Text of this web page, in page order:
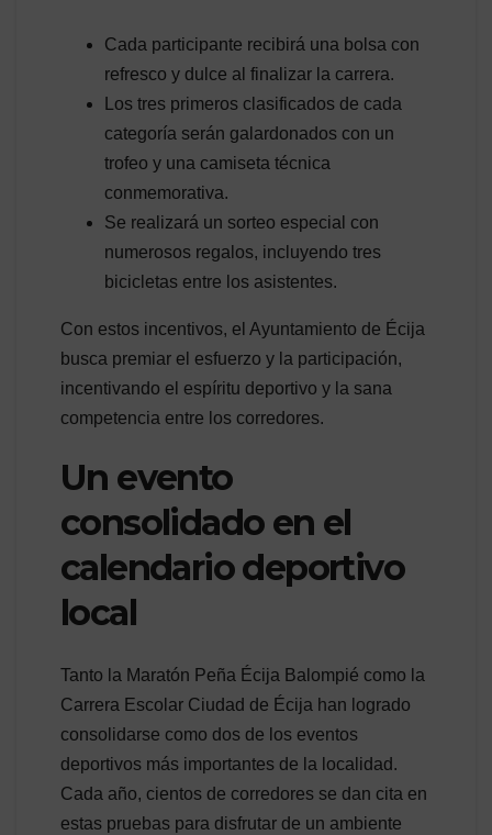
Cada participante recibirá una bolsa con
refresco y dulce al finalizar la carrera.
Los tres primeros clasificados de cada
categoría serán galardonados con un
trofeo y una camiseta técnica
conmemorativa.
Se realizará un sorteo especial con
numerosos regalos, incluyendo tres
bicicletas entre los asistentes.
Con estos incentivos, el Ayuntamiento de Écija
busca premiar el esfuerzo y la participación,
incentivando el espíritu deportivo y la sana
competencia entre los corredores.
Un evento
consolidado en el
calendario deportivo
local
Tanto la Maratón Peña Écija Balompié como la
Carrera Escolar Ciudad de Écija han logrado
consolidarse como dos de los eventos
deportivos más importantes de la localidad.
Cada año, cientos de corredores se dan cita en
estas pruebas para disfrutar de un ambiente